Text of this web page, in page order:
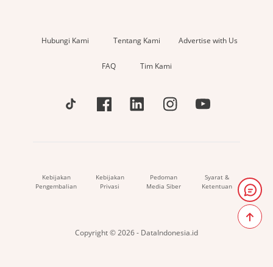
Hubungi Kami Tentang Kami Advertise with Us
FAQ Tim Kami
Kebijakan
Pengembalian
Kebijakan
Privasi
Pedoman
Media Siber
Syarat &
Ketentuan
Copyright © 2026 - DataIndonesia.id